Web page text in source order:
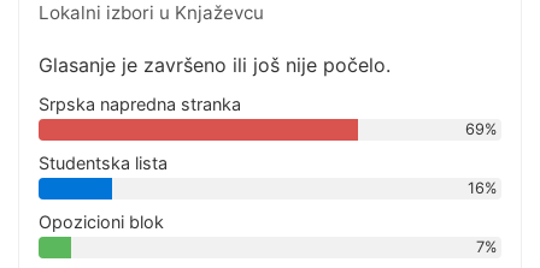
Lokalni izbori u Knjaževcu
Glasanje je završeno ili još nije počelo.
Srpska napredna stranka
69%
Studentska lista
16%
Opozicioni blok
7%